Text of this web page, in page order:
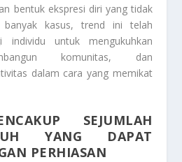
bentuk ekspresi diri yang tidak
banyak kasus, trend ini telah
individu untuk mengukuhkan
komunitas, dan
dalam cara yang memikat
SEJUMLAH
YANG DAPAT
PERHIASAN